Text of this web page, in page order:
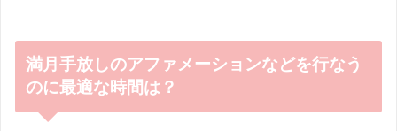
満月手放しのアファメーションなどを行なう
のに最適な時間は？